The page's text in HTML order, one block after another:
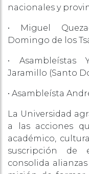
nacionales y
• Miguel
Domingo de los
• Asambleístas
Jaramillo (Santo
• Asambleísta
La Universidad
a las acciones
académico,
suscripción de
consolida